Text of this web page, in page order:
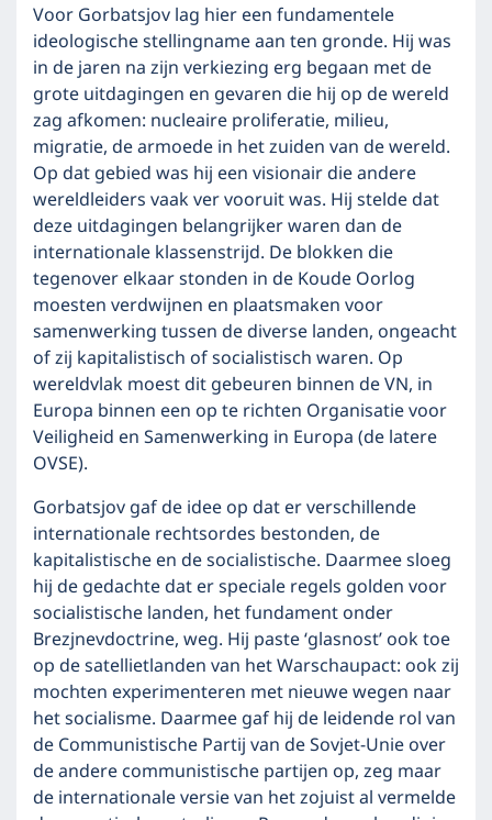
Voor Gorbatsjov lag hier een fundamentele
ideologische stellingname aan ten gronde. Hij was
in de jaren na zijn verkiezing erg begaan met de
grote uitdagingen en gevaren die hij op de wereld
zag afkomen: nucleaire proliferatie, milieu,
migratie, de armoede in het zuiden van de wereld.
Op dat gebied was hij een visionair die andere
wereldleiders vaak ver vooruit was. Hij stelde dat
deze uitdagingen belangrijker waren dan de
internationale klassenstrijd. De blokken die
tegenover elkaar stonden in de Koude Oorlog
moesten verdwijnen en plaatsmaken voor
samenwerking tussen de diverse landen, ongeacht
of zij kapitalistisch of socialistisch waren. Op
wereldvlak moest dit gebeuren binnen de VN, in
Europa binnen een op te richten Organisatie voor
Veiligheid en Samenwerking in Europa (de latere
OVSE).
Gorbatsjov gaf de idee op dat er verschillende
internationale rechtsordes bestonden, de
kapitalistische en de socialistische. Daarmee sloeg
hij de gedachte dat er speciale regels golden voor
socialistische landen, het fundament onder
Brezjnevdoctrine, weg. Hij paste ‘glasnost’ ook toe
op de satellietlanden van het Warschaupact: ook zij
mochten experimenteren met nieuwe wegen naar
het socialisme. Daarmee gaf hij de leidende rol van
de Communistische Partij van de Sovjet-Unie over
de andere communistische partijen op, zeg maar
de internationale versie van het zojuist al vermelde